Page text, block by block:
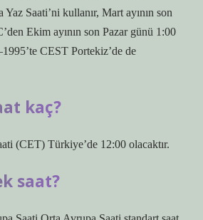
Saati’ni kullanır, Mart ayının son
Ekim ayının son Pazar günü 1:00
CEST Portekiz’de de
kaç?
(CET) Türkiye’de 12:00 olacaktır.
saat?